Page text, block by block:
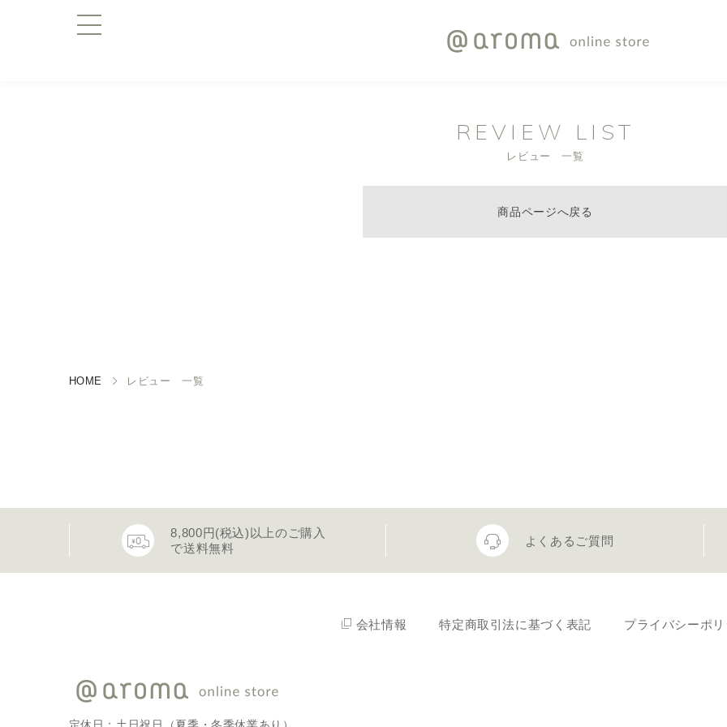
REVIEW LIST
レビュー 一覧
商品ページへ戻る
HOME レビュー 一覧
8,800円(税込)以上のご購入
で送料無料
よくあるご質問
会社情報 特定商取引法に基づく表記 プライバシーポ